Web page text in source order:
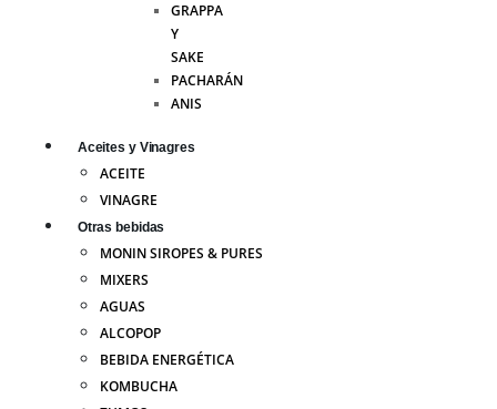
GRAPPA
Y
SAKE
PACHARÁN
ANIS
Aceites y Vinagres
ACEITE
VINAGRE
Otras bebidas
MONIN SIROPES & PURES
MIXERS
AGUAS
ALCOPOP
BEBIDA ENERGÉTICA
KOMBUCHA